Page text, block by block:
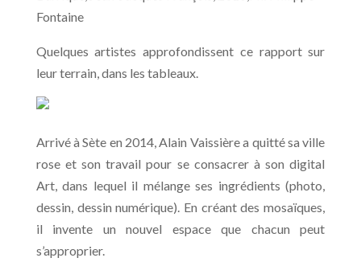
Fontaine
Quelques artistes approfondissent ce rapport sur
leur terrain, dans les tableaux.
Arrivé à Sète en 2014, Alain Vaissière a quitté sa ville
rose et son travail pour se consacrer à son digital
Art, dans lequel il mélange ses ingrédients (photo,
dessin, dessin numérique). En créant des mosaïques,
il invente un nouvel espace que chacun peut
s’approprier.